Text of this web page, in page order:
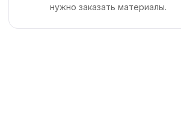
нужно заказать материалы.